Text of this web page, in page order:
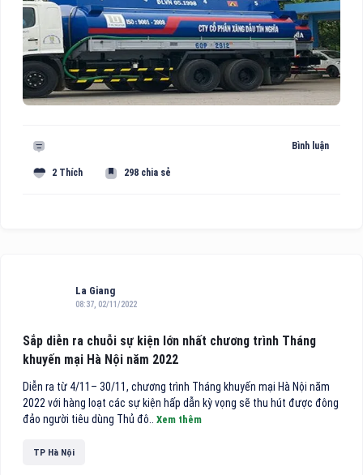
Bình luận
2 Thích 298 chia sẻ
La Giang
08:37, 02/11/2022
Sắp diễn ra chuỗi sự kiện lớn nhất chương trình Tháng
khuyến mại Hà Nội năm 2022
Diễn ra từ 4/11– 30/11, chương trình Tháng khuyến mại Hà Nội năm
2022 với hàng loạt các sự kiện hấp dẫn kỳ vọng sẽ thu hút được đông
đảo người tiêu dùng Thủ đô.. Xem thêm
TP Hà Nội